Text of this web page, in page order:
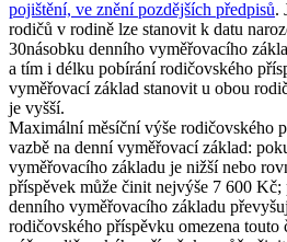
pojištění, ve znění pozdějších předpisů.
rodičů v rodině lze stanovit k datu
30násobku denního vyměřovacího
a tím i délku pobírání rodičovského
vyměřovací základ stanovit u obou
je vyšší.
Maximální měsíční výše rodičovského
vazbě na denní vyměřovací základ:
vyměřovacího základu je nižší nebo
příspěvek může činit nejvýše 7 600 Kč;
denního vyměřovacího základu
rodičovského příspěvku omezena touto